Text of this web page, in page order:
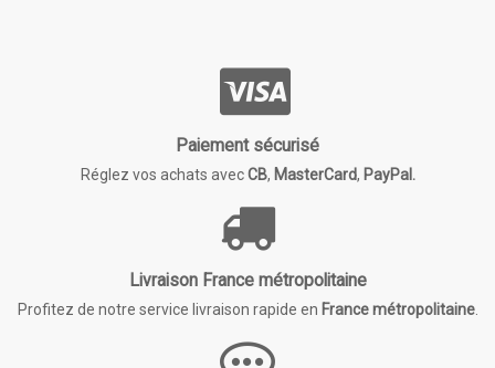
Paiement sécurisé
Réglez vos achats avecCB, MasterCard, PayPal.
Livraison France métropolitaine
Profitez de notre service livraison rapide en France métropolitaine.